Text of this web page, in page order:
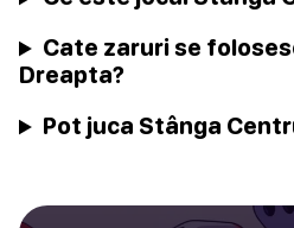
Cate zaruri se
Dreapta?
Pot juca Stânga